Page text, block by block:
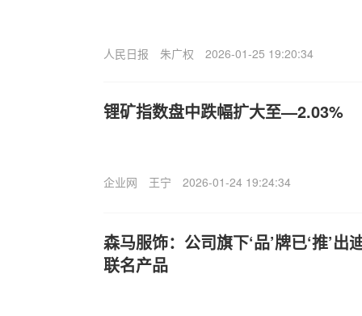
人民日报 朱广权 2026-01-25 19:20:34
锂矿指数盘中跌幅扩大至—2.03%
企业网 王宁 2026-01-24 19:24:34
森马服饰：公司旗下‘品’牌已‘推’
联名产品